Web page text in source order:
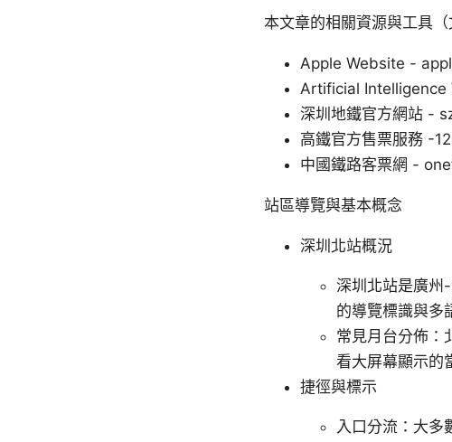
本文章的相關資源與工具（
Apple Website -
Artificial
深圳地鐵官方網站 -
高鐵官方售票服務 -
中國鐵路客票網 -
站區導覽與基本概念
深圳北站概況
深圳北站是廣州
的導覽標識與多
常見月台分佈：
看大屏幕顯示的
捷徑與標示
入口分流：大多